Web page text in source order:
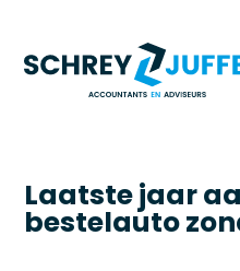
Laatste jaar
bestelauto